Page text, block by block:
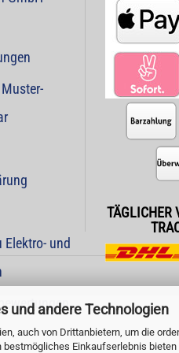
und andere Technologien
auch von Drittanbietern, um die
Einkaufserlebnis
und
TÄGLICHER